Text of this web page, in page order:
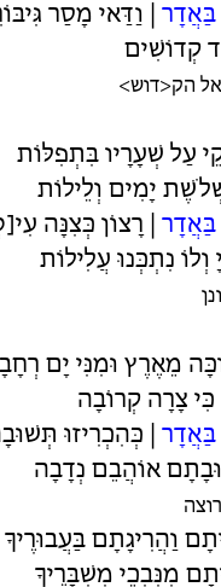
| וַדַּאי מָסַר
קְדוֹשִׁים
הק<דוש>
עַל שְׁעָרָיו בִּתְפִלּוֹת
יָמִים וְלֵילוֹת
| רָצוֹן כְּצִנָּה
וְלוֹ נִתְכְּנוּ עֲלִילוֹת
מֵאֶרֶץ וּמִנִּי יָם
צָרָה קְרוֹבָה
| כְּהִכְרִיזוּ
אוֹהֲבֵם נְדָבָה
וַהֲרִיגָתָם בַּעֲבוּרֶיךָ
מִנִּבְכֵי מִשְׁבָּרֶיךָ